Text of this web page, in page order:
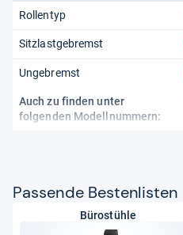
Rollentyp
Sitzlastgebremst
Ungebremst
Auch zu finden unter
folgenden Modellnummern:
Pas­sende Bes­ten­lis­ten
Bürostühle